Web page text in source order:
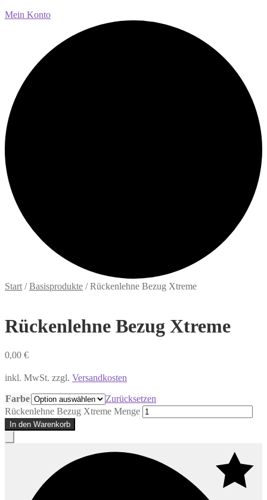
Mein Konto
Start /Basisprodukte /Rückenlehne Bezug Xtreme
Rückenlehne Bezug Xtreme
0,00 €
inkl. MwSt. zzgl. Versandkosten
Farbe
Zurücksetzen
Rückenlehne Bezug Xtreme Menge
In den Warenkorb